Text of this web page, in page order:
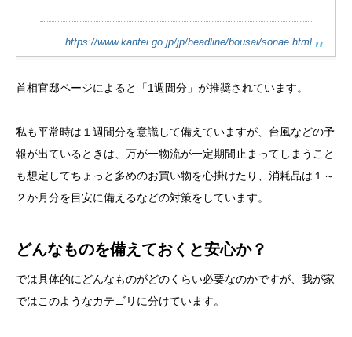
https://www.kantei.go.jp/jp/headline/bousai/sonae.html
首相官邸ページによると「1週間分」が推奨されています。
私も平常時は１週間分を意識して備えていますが、台風などの予
報が出ているときは、万が一物流が一定期間止まってしまうこと
も想定してちょっと多めのお買い物を心掛けたり、消耗品は１～
２か月分を目安に備えるなどの対策をしています。
どんなものを備えておくと安心か？
では具体的にどんなものがどのくらい必要なのかですが、我が家
ではこのようなカテゴリに分けています。